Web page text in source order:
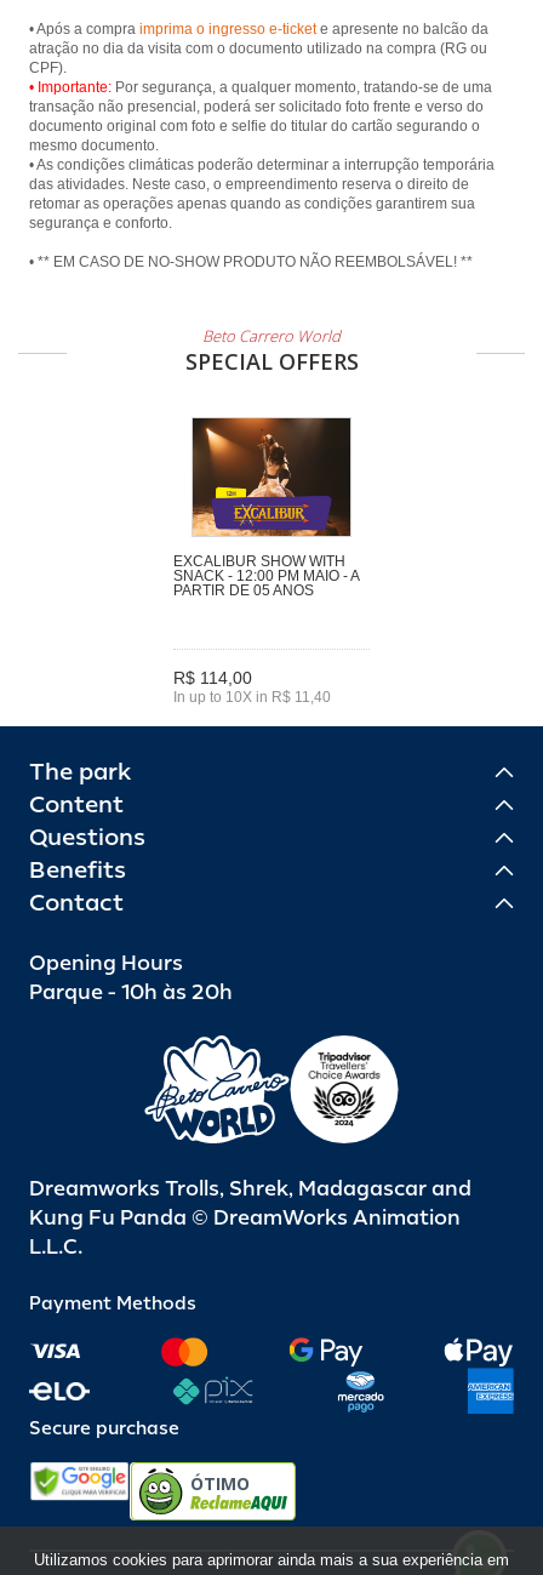
• Após a compra imprima o ingresso e-tickete apresente no balcão da
atração no dia da visita com o documento utilizado na compra (RG ou
• Importante: Por segurança, a qualquer momento, tratando-se de uma
transação não presencial, poderá ser solicitado foto frente e verso do
documento original com foto e selfie do titular do cartão segurando o
mesmo documento.
• As condições climáticas poderão determinar a interrupção temporária
das atividades. Neste caso, o empreendimento reserva o direito de
retomar as operações apenas quando as condições garantirem sua
segurança e conforto.
• ** EM CASO DE NO-SHOW PRODUTO NÃO REEMBOLSÁVEL! **
Beto Carrero World
SPECIAL OFFERS
EXCALIBUR SHOW WITH
SNACK - 12:00 PM MAIO - A
PARTIR DE 05 ANOS
R$ 114,00
In up to 10X in R$ 11,40
The park
Content
Questions
Benefits
Contact
Opening Hours
Parque - 10h às 20h
Dreamworks Trolls, Shrek, Madagascar and
Kung Fu Panda © DreamWorks Animation
L.L.C.
Payment Methods
Secure purchase
ÓTIMO
Utilizamos cookies para aprimorar ainda mais a sua experiência em